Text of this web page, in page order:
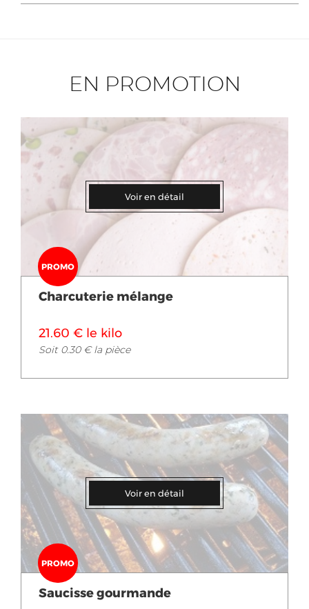
EN PROMOTION
Voir en détail
PROMO
Charcuterie mélange
21.60 € le kilo
Soit 0.30 € la pièce
Voir en détail
PROMO
Saucisse gourmande